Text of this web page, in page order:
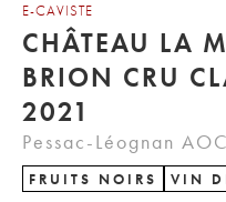
E-CAVISTE
CHÂTEAU LA
BRION CRU
2021
Pessac-Léognan AOC
FRUITS NOIRS VIN